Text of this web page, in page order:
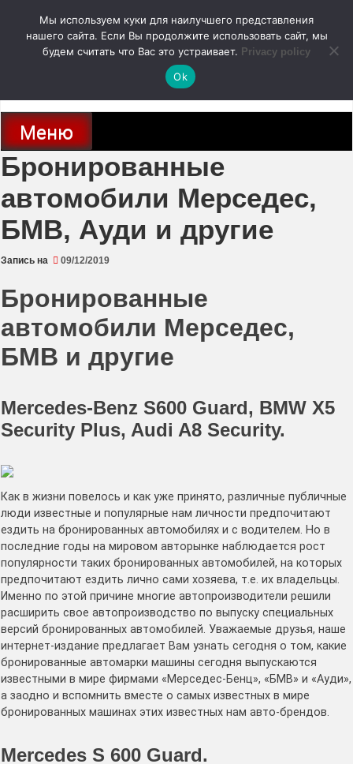
содержимому
autodoc24.ru
Новости про современные автомобили и не только, новинки зарубежного
и отечественного автопрома
Меню
Бронированные
автомобили Мерседес,
БМВ, Ауди и другие
Запись на 09/12/2019
Бронированные
автомобили Мерседес,
БМВ и другие
Mercedes-Benz S600 Guard, BMW X5
Security Plus, Audi A8 Security.
Как в жизни повелось и как уже принято, различные публичные
люди известные и популярные нам личности предпочитают
ездить на бронированных автомобилях и с водителем. Но в
последние годы на мировом авторынке наблюдается рост
популярности таких бронированных автомобилей, на которых
предпочитают ездить лично сами хозяева, т.е. их владельцы.
Именно по этой причине многие автопроизводители решили
расширить свое автопроизводство по выпуску специальных
версий бронированных автомобилей. Уважаемые друзья, наше
интернет-издание предлагает Вам узнать сегодня о том, какие
бронированные автомарки машины сегодня выпускаются
известными в мире фирмами «Мерседес-Бенц», «БМВ» и «Ауди»,
а заодно и вспомнить вместе о самых известных в мире
бронированных машинах этих известных нам авто-брендов.
Mercedes S 600 Guard.
Мы используем куки для наилучшего представления
нашего сайта. Если Вы продолжите использовать сайт, мы
будем считать что Вас это устраивает. Privacy policy
Ok